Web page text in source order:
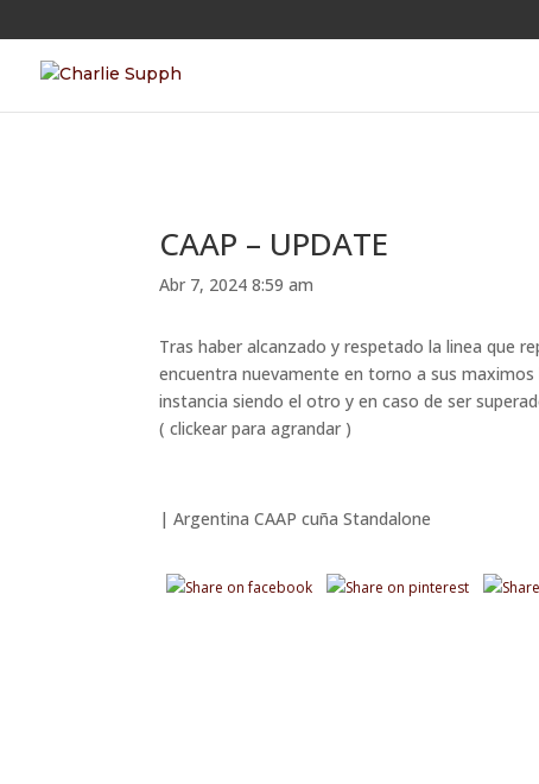
CAAP – UPDATE
Abr 7, 2024 8:59 am
Tras haber alcanzado y respetado la linea que
encuentra nuevamente en torno a sus
instancia siendo el otro y en caso de ser
( clickear para agrandar )
|Argentina CAAP cuña Standalone